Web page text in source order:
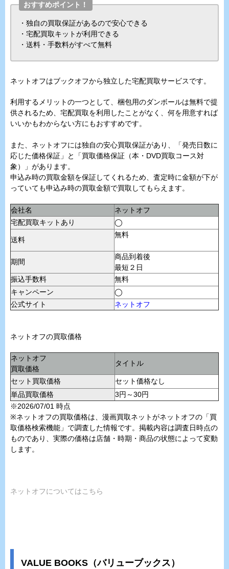
おすすめポイント！
・独自の買取保証があるので安心できる
・宅配買取キットが利用できる
・送料・手数料がすべて無料
ネットオフはブックオフから独立した宅配買取サービスです。
利用するメリットの一つとして、梱包用のダンボールは無料で提
供されるため、宅配買取を利用したことがなく、何を用意すれば
いいかもわからない方にもおすすめです。
また、ネットオフには独自の安心買取保証があり、「発売日数に
応じた価格保証」と「買取価格保証（本・DVD買取コース対
象）」があります。
申込み時の買取金額を保証してくれるため、査定時に金額が下が
っていても申込み時の買取金額で買取してもらえます。
会社名
ネットオフ
宅配買取キットあり
◯
送料
無料
期間
商品到着後
最短２日
振込手数料
無料
キャンペーン
◯
公式サイト
ネットオフ
ネットオフの買取価格
ネットオフ
買取価格
タイトル
セット買取価格
セット価格なし
単品買取価格
3円～30円
※2026/07/01 時点
※ネットオフの買取価格は、漫画買取ネットがネットオフの「買
取価格検索機能」で調査した情報です。掲載内容は調査日時点の
ものであり、実際の価格は店舗・時期・商品の状態によって変動
します。
ネットオフについてはこちら
VALUE BOOKS（バリューブックス）